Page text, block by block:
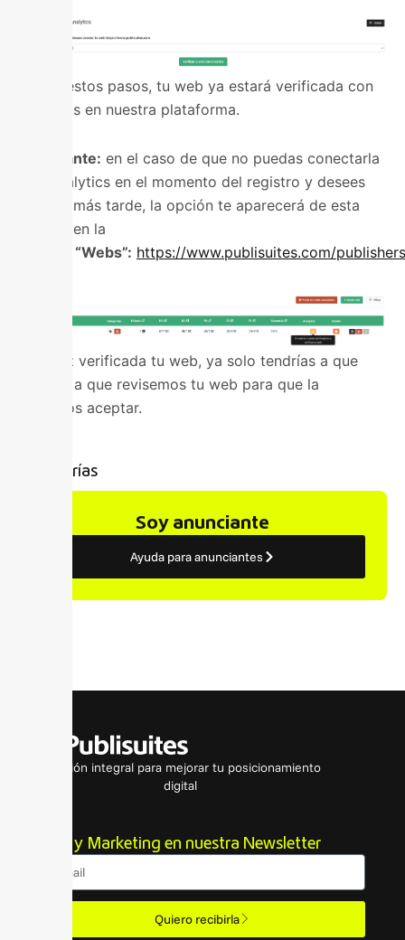
Categorías
Soy anunciante
Ayuda para anunciantes
Y, tras estos pasos, tu web ya estará verificada con
Analytics en nuestra plataforma.
Importante: en el caso de que no puedas conectarla
con Analytics en el momento del registro y desees
hacerlo más tarde, la opción te aparecerá de esta
manera en la
“Webs”: https://www.publisuites.com/
Una vez verificada tu web, ya solo tendrías a que
esperar a que revisemos tu web para que la
podamos aceptar.
Solución integral para mejorar tu posicionamiento
digital
SEO y Marketing en nuestra Newsletter
Quiero recibirla